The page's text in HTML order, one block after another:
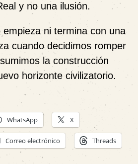
y no una ilusión.
ni termina con una
cuando decidimos romper
la construcción
horizonte civilizatorio.
WhatsApp X
Correo electrónico Threads